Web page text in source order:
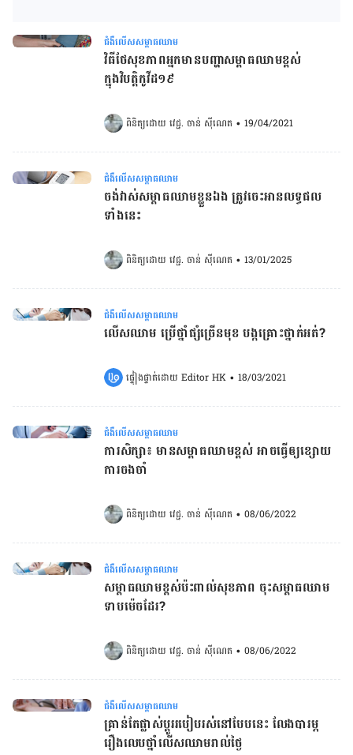
ជំងឺលើសសម្ពាធឈាម
វិធីថែសុខភាពអ្នកមានបញ្ហាសម្ពាធឈាមខ្ពស់
ក្នុងវិបត្តិកូវីដ១៩
ពិនិត្យដោយ វេជ្ជ. ចាន់ ស៊ីណេត • 19/04/2021
ជំងឺលើសសម្ពាធឈាម
ចង់វាស់សម្ពាធឈាមខ្លួនឯង ត្រូវចេះអានលទ្ធផល
ទាំងនេះ​
ពិនិត្យដោយ វេជ្ជ. ចាន់ ស៊ីណេត • 13/01/2025
ជំងឺលើសសម្ពាធឈាម
លើស​ឈាម ​ប្រើ​ថ្នាំផ្សំ​ច្រើន​មុខ ​បង្កគ្រោះថ្នាក់​អត់?
ផ្ទៀងផ្ទាត់ដោយ Editor HK • 18/03/2021
ជំងឺលើសសម្ពាធឈាម
ការសិក្សា៖ មានសម្ពាធឈាមខ្ពស់ អាចធ្វើឲ្យ​ខ្សោយ
ការចងចាំ
ពិនិត្យដោយ វេជ្ជ. ចាន់ ស៊ីណេត • 08/06/2022
ជំងឺលើសសម្ពាធឈាម
សម្ពាធឈាមខ្ពស់ប៉ះពាល់​សុខភាព ចុះសម្ពាធឈាម
ទាបម៉េចដែរ?
ពិនិត្យដោយ វេជ្ជ. ចាន់ ស៊ីណេត • 08/06/2022
ជំងឺលើសសម្ពាធឈាម
គ្រាន់តែផ្លាស់ប្ដូររបៀបរស់់នៅបែបនេះ លែងបារម្ភ
រឿងលេបថ្នាំលើសឈាមរាល់ថ្ងៃ